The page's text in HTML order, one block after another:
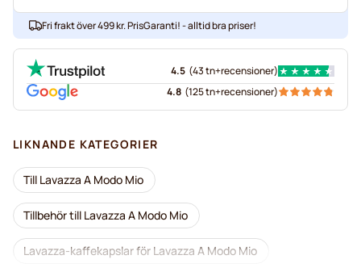
Fri frakt över 499 kr. PrisGaranti! - alltid bra priser!
4.5 (43 tn+recensioner)
4.8 (125 tn+recensioner)
LIKNANDE KATEGORIER
Till Lavazza A Modo Mio
Tillbehör till Lavazza A Modo Mio
Lavazza-kaffekapslar för Lavazza A Modo Mio